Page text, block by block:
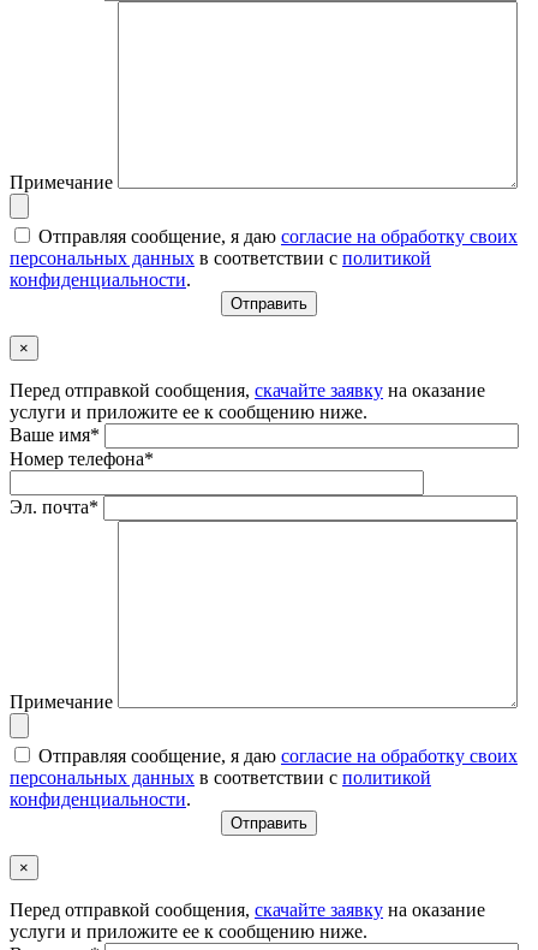
Примечание
Отправляя сообщение, я даю согласие на обработку своих
персональных данных в соответствии с политикой
конфиденциальности.
×
Перед отправкой сообщения, скачайте заявку на оказание
услуги и приложите ее к сообщению ниже.
Ваше имя*
Номер телефона*
Эл. почта*
Примечание
Отправляя сообщение, я даю согласие на обработку своих
персональных данных в соответствии с политикой
конфиденциальности.
×
Перед отправкой сообщения, скачайте заявку на оказание
услуги и приложите ее к сообщению ниже.